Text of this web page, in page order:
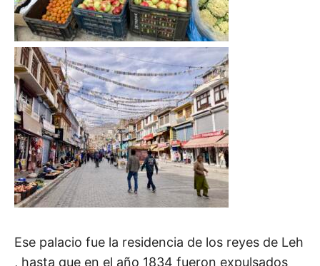
Ese palacio fue la residencia de los reyes de Leh
, hasta que en el año 1834 fueron expulsados